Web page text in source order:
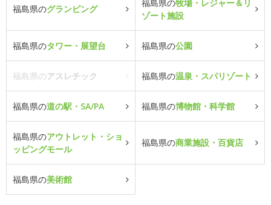
福島県のグランピング
福島県の牧場・レジャー＆リ
ゾート施設
福島県のタワー・展望台 福島県の公園
福島県のアスレチック 福島県の温泉・スパリゾート
福島県の道の駅・SA/PA 福島県の博物館・科学館
福島県のアウトレット・ショ
ッピングモール
福島県の商業施設・百貨店
福島県の美術館